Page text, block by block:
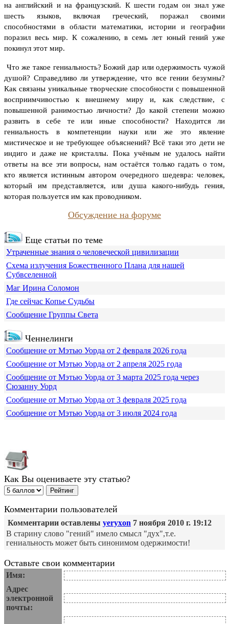
на английский и на французский. К шести годам он знал уже
шесть языков, включая греческий, поражал своими
способностями в области математики, истории и географии
поразил весь мир. К сожалению, в семь лет юный гений уже
покинул этот мир.
Что же такое гениальность? Божий дар или одержимость чужой
душой? Справедливо ли утверждение, что все гении безумны?
Как связаны уникальные творческие способности с повышенной
восприимчивостью к внешнему миру и, как следствие, с
повышенной ранимостью личности? До какой степени можно
развить в себе те или иные способности? Находится ли
гениальность в компетенции науки или же это явление
мистическое и не требующее объяснений? Всё таки это дети не
индиго и даже не кристаллы.
Пока учёным не удалось найти
ответы на все эти вопросы, нам остаётся только гадать о том,
кто является истинным автором очередного шедевра: человек,
который им представляется, или душа какого-нибудь гения,
которая пользуется им как проводником.
Обсуждение на форуме
Еще статьи по теме
Утраченные знания о человеческой цивилизации
Схема излучения Божественного Плана для нашей
Субвселенной
Маг Ирина Соломон
Где сейчас Копье Судьбы
Сообщение Группы Света
Ченнелинги
Сообщение от Мэтью Уорда от 2 февраля 2026 года
Сообщение от Мэтью Уорда от 2 апреля 2025 года
Сообщение от Мэтью Уорда от 3 марта 2025 года через
Сюзанну Уорд
Сообщение от Мэтью Уорда от 3 февраля 2025 года
Сообщение от Мэтью Уорда от 3 июля 2024 года
Как Вы оцениваете эту статью?
Комментарии пользователей
Комментарии оставлены yeryxon 7 ноября 2010 г. 19:12
В старину слово "гений" имело смысл "дух",т.е.
гениальность может быть синонимом одержимости!
Оставьте свои комментарии
Имя:
Адрес
электронной
почты: